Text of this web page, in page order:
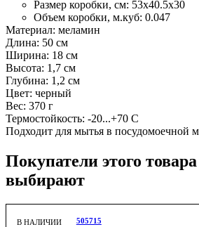
Размер коробки, см: 53х40.5х30
Объем коробки, м.куб: 0.047
Материал: меламин
Длина: 50 см
Ширина: 18 см
Высота: 1,7 см
Глубина: 1,2 см
Цвет: черный
Вес: 370 г
Термостойкость: -20...+70 С
Подходит для мытья в посудомоечной
Покупатели этого
выбирают
В НАЛИЧИИ 505715